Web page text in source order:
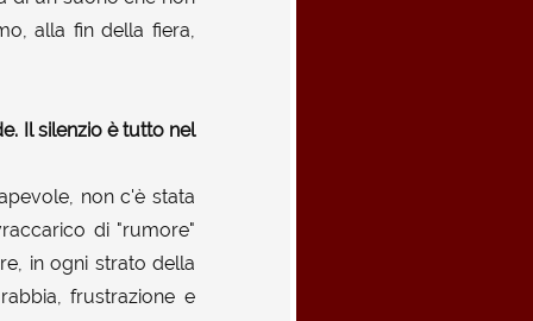
alla fin della fiera,
Il silenzio è tutto nel
non c'è stata
di "rumore"
in ogni strato della
frustrazione e